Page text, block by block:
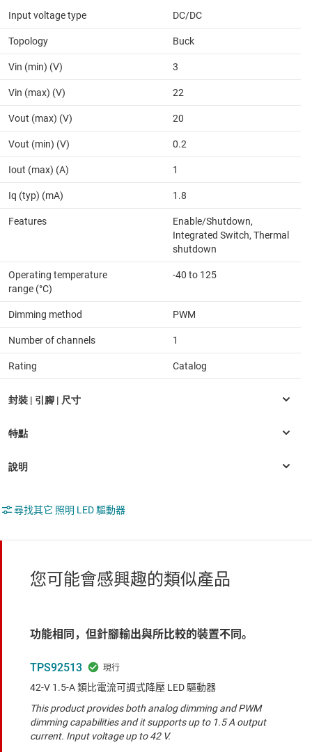
Input voltage type DC/DC
Topology Buck
Vin (min) (V) 3
Vin (max) (V) 22
Vout (max) (V) 20
Vout (min) (V) 0.2
Iout (max) (A) 1
Iq (typ) (mA) 1.8
Features
Enable/Shutdown,
Integrated Switch, Thermal
shutdown
Operating temperature
range (°C)
-40 to 125
Dimming method PWM
Number of channels 1
Rating Catalog
尋找其它 照明 LED 驅動器
您可能會感興趣的類似產品
功能相同，但針腳輸出與所比較的裝置不同。
TPS92513
42-V 1.5-A 類比電流可調式降壓 LED 驅動器
This product provides both analog dimming and PWM
dimming capabilities and it supports up to 1.5 A output
current. Input voltage up to 42 V.